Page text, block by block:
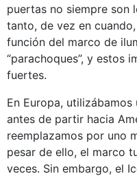
puertas no siempre son
tanto, de vez en
función del marco de
“parachoques”, y estos
fuertes.
En Europa,
antes de partir hacia
reemplazamos por uno
pesar de ello, el marco
veces. Sin embargo, el